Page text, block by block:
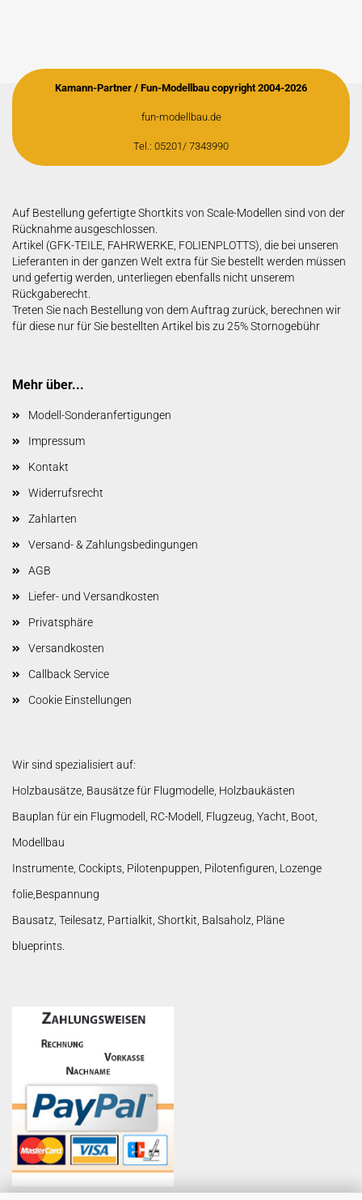
Kamann-Partner / Fun-Modellbau copyright 2004-2026
fun-modellbau.de
Tel.: 05201/ 7343990
Auf Bestellung gefertigte Shortkits von Scale-Modellen sind von der
Rücknahme ausgeschlossen.
Artikel (GFK-TEILE, FAHRWERKE, FOLIENPLOTTS), die bei unseren
Lieferanten in der ganzen Welt extra für Sie bestellt werden müssen
und gefertig werden, unterliegen ebenfalls nicht unserem
Rückgaberecht.
Treten Sie nach Bestellung von dem Auftrag zurück, berechnen wir
für diese nur für Sie bestellten Artikel bis zu 25% Stornogebühr
Mehr über...
Modell-Sonderanfertigungen
Impressum
Kontakt
Widerrufsrecht
Zahlarten
Versand- & Zahlungsbedingungen
AGB
Liefer- und Versandkosten
Privatsphäre
Versandkosten
Callback Service
Cookie Einstellungen
Wir sind spezialisiert auf:
Holzbausätze, Bausätze für Flugmodelle, Holzbaukästen
Bauplan für ein Flugmodell, RC-Modell, Flugzeug, Yacht, Boot,
Modellbau
Instrumente, Cockipts, Pilotenpuppen, Pilotenfiguren, Lozenge
folie,Bespannung
Bausatz, Teilesatz, Partialkit, Shortkit, Balsaholz, Pläne
blueprints.